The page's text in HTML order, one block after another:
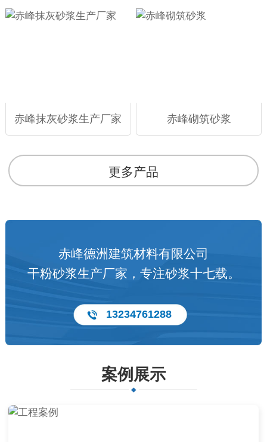
赤峰抹灰砂浆生产厂家 赤峰砌筑砂浆
更多产品
赤峰德洲建筑材料有限公司
干粉砂浆生产厂家，专注砂浆十七载。
13234761288
案例展示